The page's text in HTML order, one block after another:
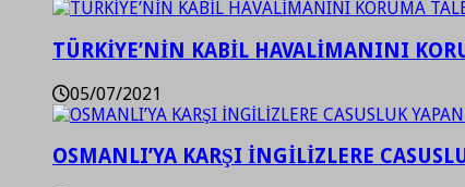
TÜRKİYE’NİN KABİL HAVALİMANINI
05/07/2021
OSMANLI’YA KARŞI İNGİLİZLERE